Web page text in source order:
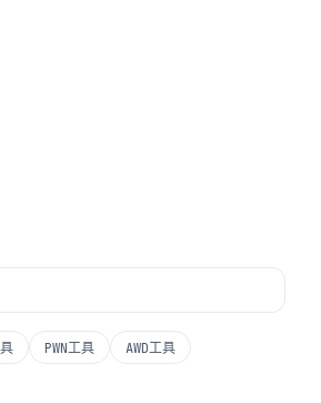
PWN工具 AWD工具